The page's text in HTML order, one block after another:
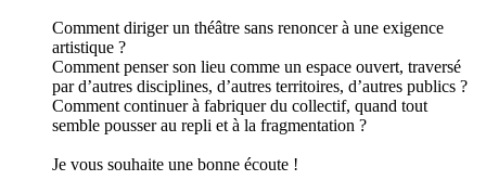
Comment diriger un théâtre sans renoncer à une exigence
artistique ?
Comment penser son lieu comme un espace ouvert, traversé
par d’autres disciplines, d’autres territoires, d’autres publics ?
Comment continuer à fabriquer du collectif, quand tout
semble pousser au repli et à la fragmentation ?
Je vous souhaite une bonne écoute !